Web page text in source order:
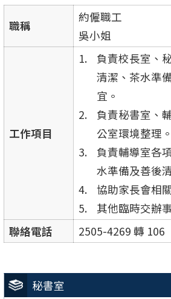
秘書室
職稱
約僱職工
吳小姐
工作項目
負責校長室、
清潔、茶水準
宜。
負責秘書室、
公室環境整理。
負責輔導室各
水準備及善後
協助家長會相
其他臨時交辦
聯絡電話
2505-4269 轉 106